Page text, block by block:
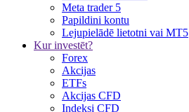
Meta trader 5
Papildini kontu
Lejupielādē lietotni vai MT5
Kur investēt?
Forex
Akcijas
ETFs
Akcijas CFD
Indeksi CFD